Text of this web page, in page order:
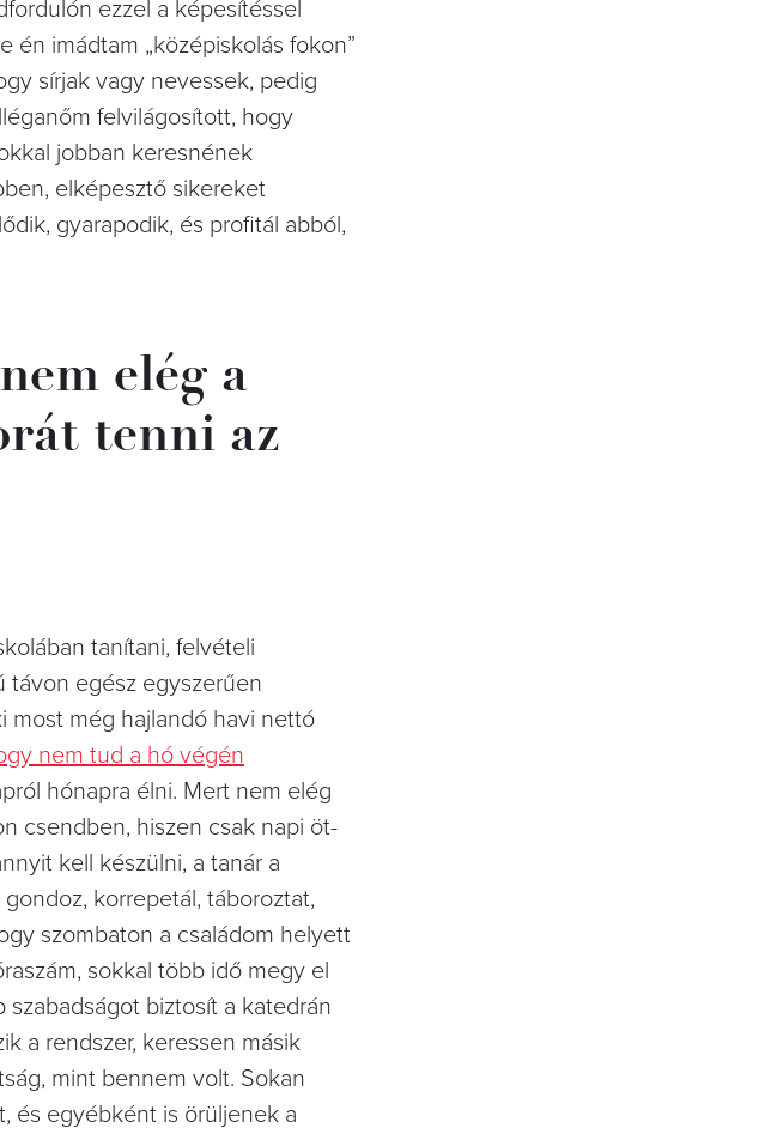
ezzel a képesítéssel
imádtam „középiskolás fokon”
sírjak vagy nevessek, pedig
felvilágosított, hogy
jobban keresnének
elképesztő sikereket
gyarapodik, és profitál abból,
elég a
tenni az
tanítani, felvételi
távon egész egyszerűen
most még hajlandó havi nettó
nem tud a hó végén
hónapra élni. Mert nem elég
csendben, hiszen csak napi öt-
kell készülni, a tanár a
korrepetál, táboroztat,
szombaton a családom helyett
sokkal több idő megy el
biztosít a katedrán
a rendszer, keressen másik
mint bennem volt. Sokan
és egyébként is örüljenek a